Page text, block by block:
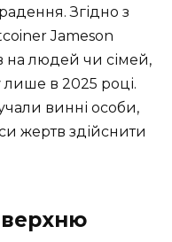
Згідно з
Jameson
на людей чи сімей,
в 2025 році.
винні особи,
жертв здійснити